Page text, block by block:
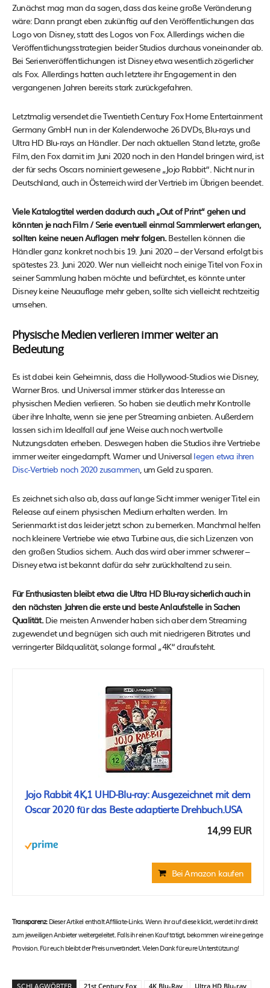
Zunächst mag man da sagen, dass das keine große Veränderung
wäre: Dann prangt eben zukünftig auf den Veröffentlichungen das
Logo von Disney, statt des Logos von Fox. Allerdings wichen die
Veröffentlichungsstrategien beider Studios durchaus voneinander ab.
Bei Serienveröffentlichungen ist Disney etwa wesentlich zögerlicher
als Fox. Allerdings hatten auch letztere ihr Engagement in den
vergangenen Jahren bereits stark zurückgefahren.
Letztmalig versendet die Twentieth Century Fox Home Entertainment
Germany GmbH nun in der Kalenderwoche 26 DVDs, Blu-rays und
Ultra HD Blu-rays an Händler. Der nach aktuellen Stand letzte, große
Film, den Fox damit im Juni 2020 noch in den Handel bringen wird, ist
der für sechs Oscars nominiert gewesene „Jojo Rabbit“. Nicht nur in
Deutschland, auch in Österreich wird der Vertrieb im Übrigen beendet.
Viele Katalogtitel werden dadurch auch „Out of Print“ gehen und
könnten je nach Film / Serie eventuell einmal Sammlerwert erlangen,
sollten keine neuen Auflagen mehr folgen.Bestellen können die
Händler ganz konkret noch bis 19. Juni 2020 – der Versand erfolgt bis
spätestes 23. Juni 2020. Wer nun vielleicht noch einige Titel von Fox in
seiner Sammlung haben möchte und befürchtet, es könnte unter
Disney keine Neuauflage mehr geben, sollte sich vielleicht rechtzeitig
umsehen.
Physische Medien verlieren immer weiter an
Bedeutung
Es ist dabei kein Geheimnis, dass die Hollywood-Studios wie Disney,
Warner Bros. und Universal immer stärker das Interesse an
physischen Medien verlieren. So haben sie deutlich mehr Kontrolle
über ihre Inhalte, wenn sie jene per Streaming anbieten. Außerdem
lassen sich im Idealfall auf jene Weise auch noch wertvolle
Nutzungsdaten erheben. Deswegen haben die Studios ihre Vertriebe
immer weiter eingedampft. Warner und Universal legen etwa ihren
Disc-Vertrieb noch 2020 zusammen , um Geld zu sparen.
Es zeichnet sich also ab, dass auf lange Sicht immer weniger Titel ein
Release auf einem physischen Medium erhalten werden. Im
Serienmarkt ist das leider jetzt schon zu bemerken. Manchmal helfen
noch kleinere Vertriebe wie etwa Turbine aus, die sich Lizenzen von
den großen Studios sichern. Auch das wird aber immer schwerer –
Disney etwa ist bekannt dafür da sehr zurückhaltend zu sein.
Für Enthusiasten bleibt etwa die Ultra HD Blu-ray sicherlich auch in
den nächsten Jahren die erste und beste Anlaufstelle in Sachen
Qualität.Die meisten Anwender haben sich aber dem Streaming
zugewendet und begnügen sich auch mit niedrigeren Bitrates und
verringerter Bildqualität, solange formal „4K“ draufsteht.
Jojo Rabbit 4K,1 UHD-Blu-ray: Ausgezeichnet mit dem
Oscar 2020 für das Beste adaptierte Drehbuch.USA
14,99 EUR
Bei Amazon kaufen
Transparenz:Dieser Artikel enthält Affiliate-Links. Wenn ihr auf diese klickt, werdet ihr direkt
zum jeweiligen Anbieter weitergeleitet. Falls ihr einen Kauf tätigt, bekommen wir eine geringe
Provision. Für euch bleibt der Preis unverändert. Vielen Dank für eure Unterstützung!
SCHLAGWÖRTER 21st Century Fox 4K Blu-Ray Ultra HD Blu-ray